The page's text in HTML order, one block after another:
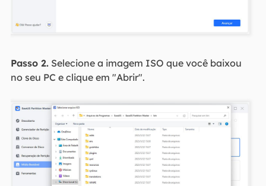
Passo 2.Selecione a imagem ISO que você baixou
no seu PC e clique em "Abrir".